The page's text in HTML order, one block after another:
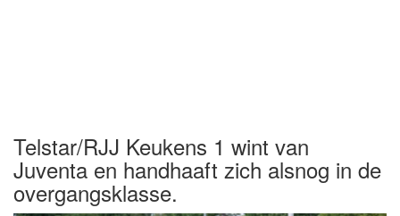
Telstar/RJJ Keukens 1 wint van
Juventa en handhaaft zich alsnog in de
overgangsklasse.